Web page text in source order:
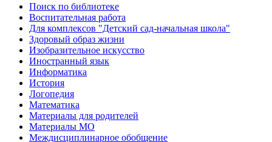
Поиск по библиотеке
Воспитательная работа
Для комплексов "Детский сад-начальная школа"
Здоровый образ жизни
Изобразительное искусство
Иностранный язык
Информатика
История
Логопедия
Математика
Материалы для родителей
Материалы МО
Междисциплинарное обобщение